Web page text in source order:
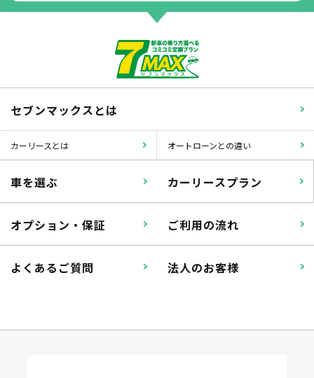
セブンマックスとは
カーリースとは オートローンとの違い
車を選ぶ カーリースプラン
オプション・保証 ご利用の流れ
よくあるご質問 法人のお客様